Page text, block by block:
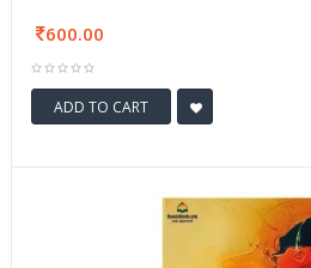
600.00
ADD TO CART